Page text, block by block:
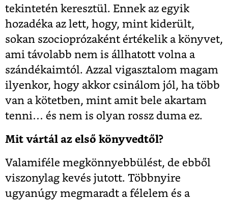
tekintetén keresztül. Ennek az egyik
hozadéka az lett, hogy, mint kiderült,
sokan szocioprózaként értékelik a könyvet,
ami távolabb nem is állhatott volna a
szándékaimtól. Azzal vigasztalom magam
ilyenkor, hogy akkor csinálom jól, ha több
van a kötetben, mint amit bele akartam
tenni… és nem is olyan rossz duma ez.
Mit vártál az első könyvedtől?
Valamiféle megkönnyebbülést, de ebből
viszonylag kevés jutott. Többnyire
ugyanúgy megmaradt a félelem és a